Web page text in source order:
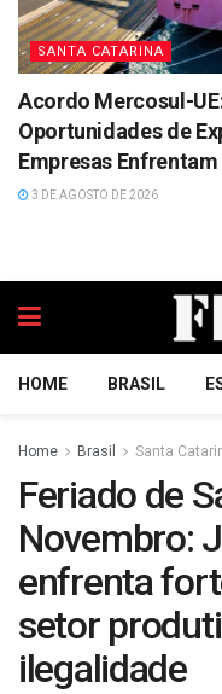
SANTA CATARINA
Acordo Mercosul-
Oportunidades de
Empresas
3 DE AGOSTO DE 2026
HOME BRASIL
Home Brasil Santa
Feriado de
Novembro:
enfrenta
setor
ilegalidade